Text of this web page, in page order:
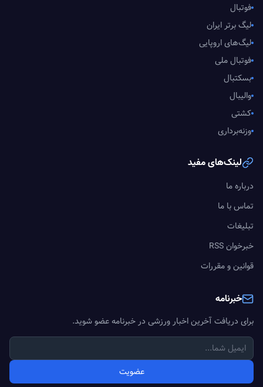
فوتبال
لیگ برتر ایران
لیگ‌های اروپایی
فوتبال ملی
بسکتبال
والیبال
کشتی
وزنه‌برداری
لینک‌های مفید
درباره ما
تماس با ما
تبلیغات
خبرخوان RSS
قوانین و مقررات
خبرنامه
برای دریافت آخرین اخبار ورزشی در خبرنامه عضو شوید.
عضویت